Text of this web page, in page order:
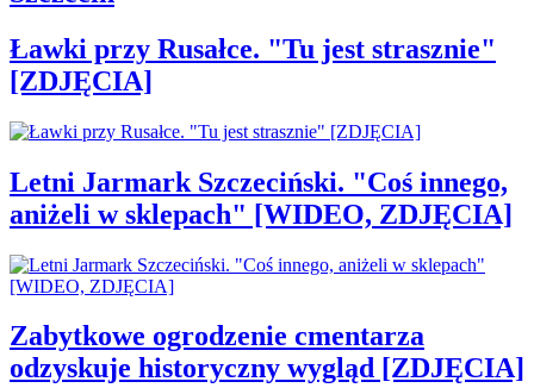
Ławki przy Rusałce. "Tu jest strasznie"
[ZDJĘCIA]
Letni Jarmark Szczeciński. "Coś innego,
aniżeli w sklepach" [WIDEO, ZDJĘCIA]
Zabytkowe ogrodzenie cmentarza
odzyskuje historyczny wygląd [ZDJĘCIA]